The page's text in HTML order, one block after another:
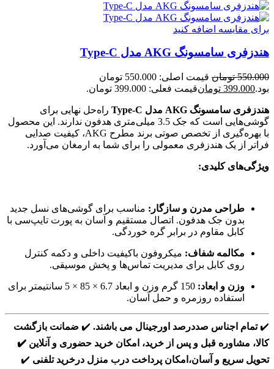
برای مقایسه اضافه کنید
هندزفری سامسونگ AKG مدل Type-C
550.000 تومان
قیمت اصلی: 550.000 تومان
بود.399.000 تومانقیمت فعلی: 399.000 تومان.
هندزفری سامسونگ AKG مدل Type-C
راه‌حل نهایی برای
گوشی‌هایی است که جک 3.5 میلی‌متری هدفون ندارند. این محصول
با بهره‌گیری از تخصص صوتی برند مطرح AKG، کیفیت صدایی
فراتر از یک هندزفری معمولی را برای شما به ارمغان می‌آورد.
ویژگی‌های کلیدی:
طراحی مدرن و سازگار: مناسب برای گوشی‌های نسل جدید
بدون جک هدفون. اتصال مستقیم و آسان به پورت تایپ‌سی با
کابل مقاوم در برابر گره خوردگی.
مکالمه شفاف: میکروفون باکیفیت داخلی و دکمه کنترل
روی کابل برای مدیریت تماس‌ها و پخش موسیقی.
وزن و ابعاد:
150 گرم وزن و ابعاد 6.7 × 85 × 5 سانتیمتر برای
استفاده روزمره و حمل آسان.
✔️تمام اجناس صددرصد اورجینال می باشند. ✔️ ضمانت بازگشت
کالا، مشاوره قبل و پس از خرید، امکان خرید حضوری و آنلاین ✔️
تحویل سریع و آسان،امکان پرداخت درب منزل درخرید تلفنی ✔️